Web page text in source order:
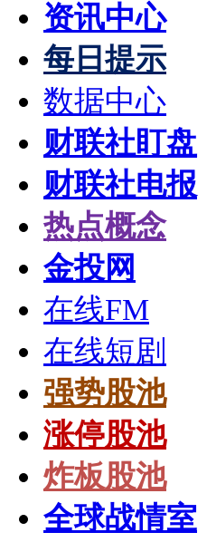
资讯中心
每日提示
数据中心
财联社盯盘
财联社电报
热点概念
金投网
在线FM
在线短剧
强势股池
涨停股池
炸板股池
全球战情室